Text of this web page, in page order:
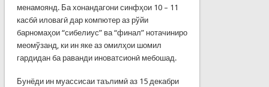
менамоянд. Ба хонандагони синфҳои 10 – 11
касбӣ иловагӣ дар компютер аз рўйи
барномаҳои “сибелиус” ва “финал” нотачиниро
меомўзанд, ки ин яке аз омилҳои шомил
гардидан ба раванди иноватсионӣ мебошад.
Бунёди ин муассисаи таълимӣ аз 15 декабри